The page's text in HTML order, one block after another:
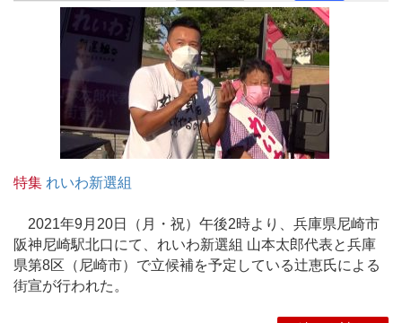
特集 れいわ新選組
2021年9月20日（月・祝）午後2時より、兵庫県尼崎市
阪神尼崎駅北口にて、れいわ新選組 山本太郎代表と兵庫
県第8区（尼崎市）で立候補を予定している辻恵氏による
街宣が行われた。